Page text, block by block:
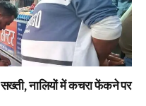
सख्ती, नालियों में कचरा फेंकने पर